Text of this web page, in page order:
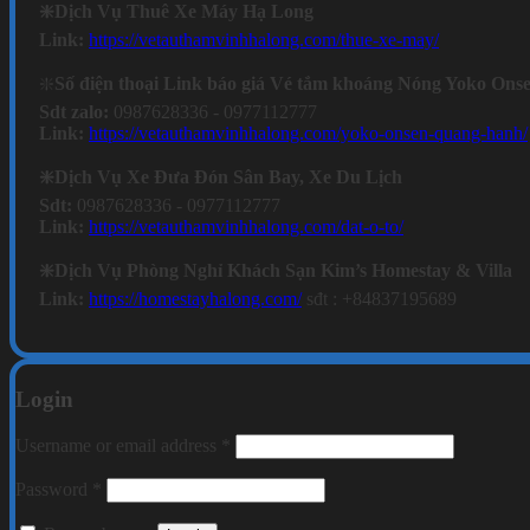
❇️Dịch Vụ Thuê Xe Máy Hạ Long
Link: https://vetauthamvinhhalong.com/thue-xe-may/
❇️ Số điện thoại Link báo giá Vé tắm khoáng Nóng Yoko
Sdt zalo: 0987628336 - 0977112777
Link: https://vetauthamvinhhalong.com/yoko-onsen-quang-hanh/
❇️Dịch Vụ Xe Đưa Đón Sân Bay, Xe Du Lịch
Sdt: 0987628336 - 0977112777
Link: https://vetauthamvinhhalong.com/dat-o-to/
❇️Dịch Vụ Phòng Nghỉ Khách Sạn Kim’s Homestay & Villa
Link: https://homestayhalong.com/sđt : +84837195689
Login
Username or email address
Password